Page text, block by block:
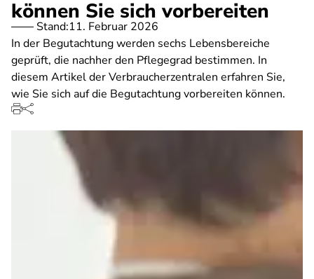
können Sie sich vorbereiten
Stand:11. Februar 2026
In der Begutachtung werden sechs Lebensbereiche
geprüft, die nachher den Pflegegrad bestimmen. In
diesem Artikel der Verbraucherzentralen erfahren Sie,
wie Sie sich auf die Begutachtung vorbereiten können.